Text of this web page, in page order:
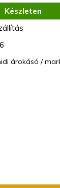
Készleten
árokásó /